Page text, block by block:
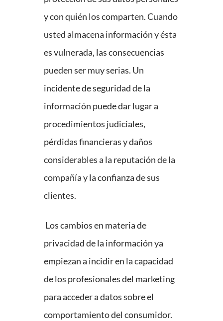
y con quién los comparten. Cuando
usted almacena información y ésta
es vulnerada, las consecuencias
pueden ser muy serias. Un
incidente de seguridad de la
información puede dar lugar a
procedimientos judiciales,
pérdidas financieras y daños
considerables a la reputación de la
compañía y la confianza de sus
clientes.
Los cambios en materia de
privacidad de la información ya
empiezan a incidir en la capacidad
de los profesionales del marketing
para acceder a datos sobre el
comportamiento del consumidor.